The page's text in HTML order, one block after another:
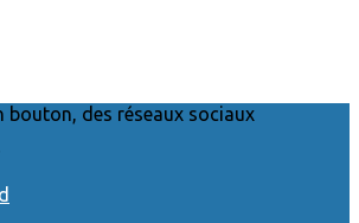
bouton, des réseaux sociaux